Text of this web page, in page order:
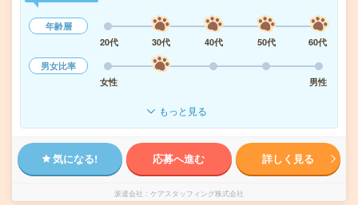
年齢層
20代
30代 40代 50代
60代
男女比率
女性
男性
もっと見る
気になる! 応募へ進む 詳しく見る
派遣会社 ケアスタッフィング株式会社